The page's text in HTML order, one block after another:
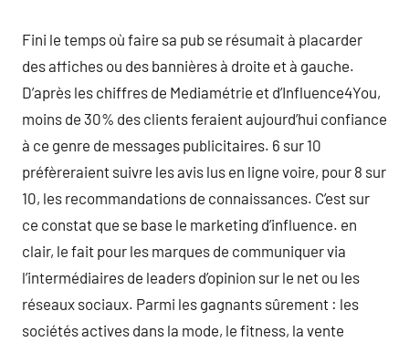
Fini le temps où faire sa pub se résumait à placarder
des affiches ou des bannières à droite et à gauche.
D’après les chiffres de Mediamétrie et d’Influence4You,
moins de 30% des clients feraient aujourd’hui confiance
à ce genre de messages publicitaires. 6 sur 10
préfèreraient suivre les avis lus en ligne voire, pour 8 sur
10, les recommandations de connaissances. C’est sur
ce constat que se base le marketing d’influence. en
clair, le fait pour les marques de communiquer via
l’intermédiaires de leaders d’opinion sur le net ou les
réseaux sociaux. Parmi les gagnants sûrement : les
sociétés actives dans la mode, le fitness, la vente